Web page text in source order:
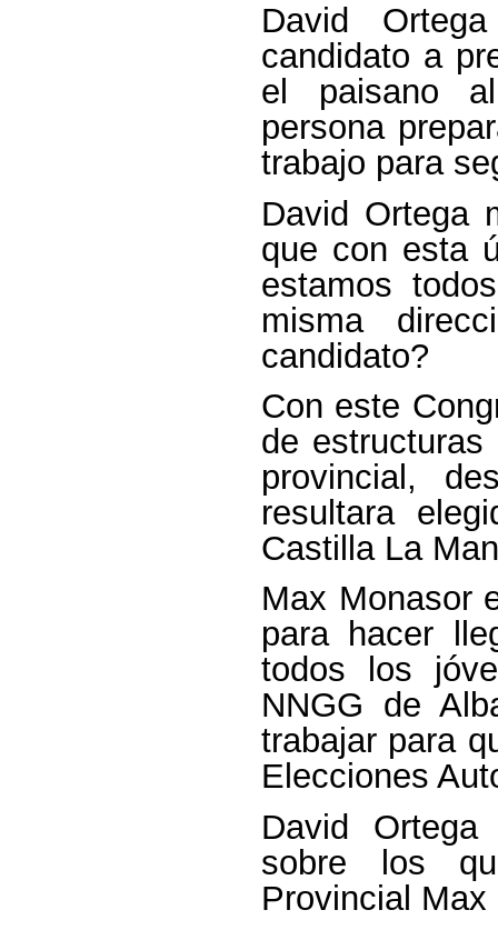
David
candidato a
el paisano
persona
trabajo para
David Ortega
que con esta
estamos
misma
candidato?
Con este
de
provincial,
resultara
Castilla La
Max Monasor
para hacer
todos los
NNGG de
trabajar para
Elecciones
David
sobre los
Provincial Max